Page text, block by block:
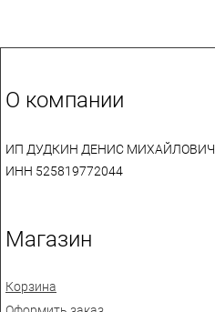
О компании
ИП ДУДКИН ДЕНИС МИХАЙЛОВИЧ
ИНН 525819772044
Магазин
Корзина